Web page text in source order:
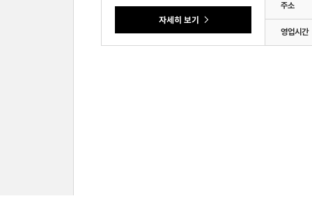
주소
영업시간